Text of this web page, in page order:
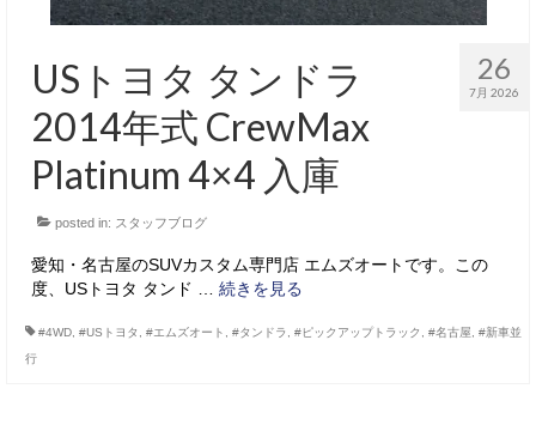
26
7月 2026
USトヨタ タンドラ
2014年式 CrewMax
Platinum 4×4 入庫
posted in: スタッフブログ
愛知・名古屋のSUVカスタム専門店 エムズオートです。この
度、USトヨタ タンド … 続きを見る
#4WD #USトヨタ #エムズオート #タンドラ #ピックアップトラック #名古屋
#新車並
行